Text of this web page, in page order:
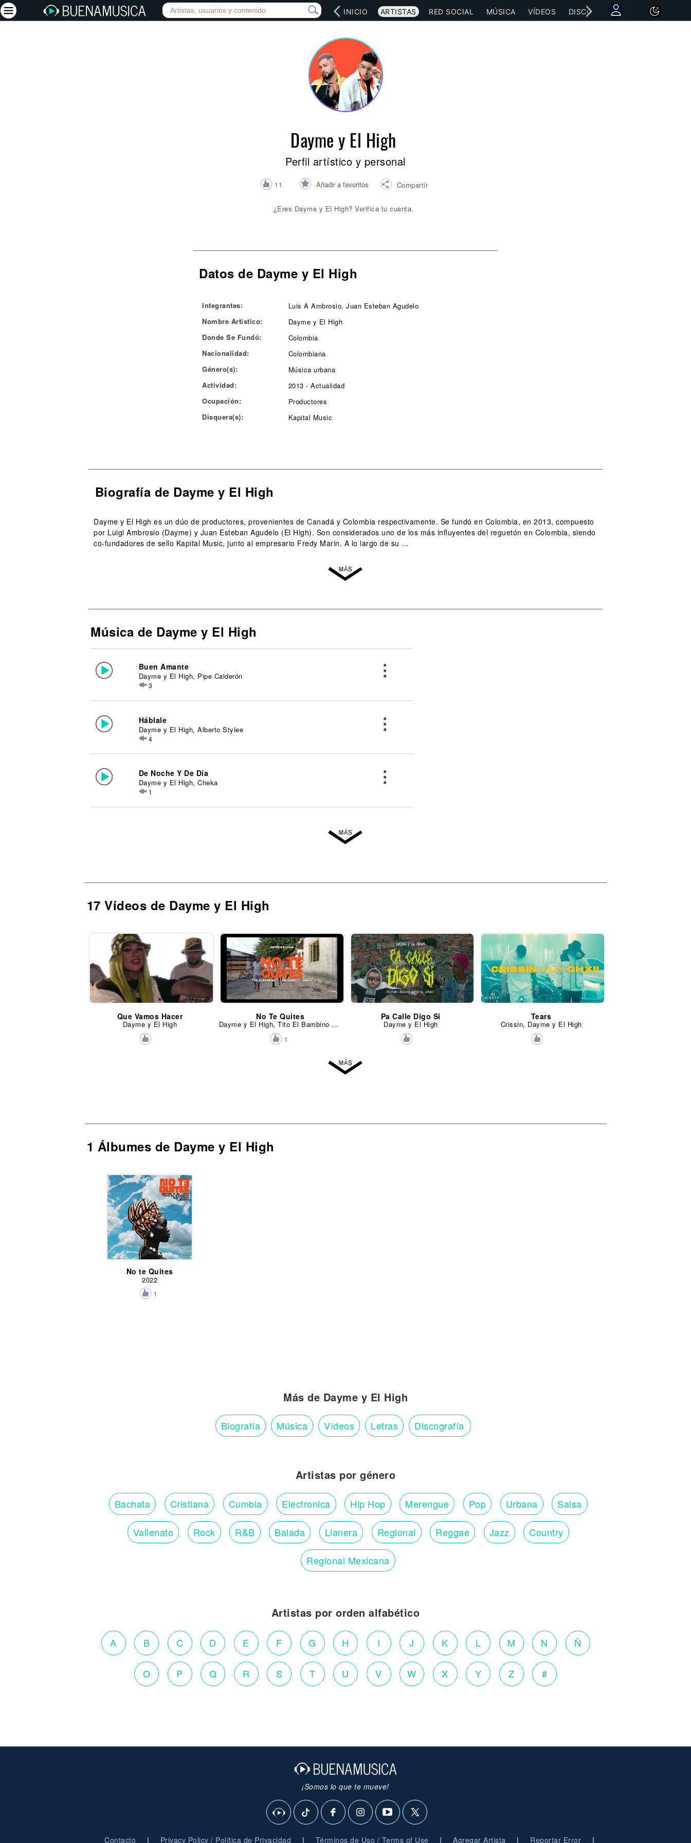
INICIO ARTISTAS RED SOCIAL MÚSICA VÍDEOS DISCOGRAFÍAS CONCIERTOS
Dayme y El High
Perfil artístico y personal
11 Añadir a favoritos Compartir
¿Eres Dayme y El High? Verifica tu cuenta.
Datos de Dayme y El High
Integrantes:
Luis A Ambrosio, Juan Esteban Agudelo
Nombre Artístico:
Dayme y El High
Donde Se Fundó:
Colombia
Nacionalidad:
Colombiana
Género(s):
Música urbana
Actividad:
2013 - Actualidad
Ocupación:
Productores
Disquera(s):
Kapital Music
Biografía de Dayme y El High
Dayme y El High es un dúo de productores, provenientes de Canadá y Colombia respectivamente. Se fundó en Colombia, en 2013, compuesto
por Luigi Ambrosio (Dayme) y Juan Esteban Agudelo (El High). Son considerados uno de los más influyentes del reguetón en Colombia, siendo
co-fundadores de sello Kapital Music, junto al empresario Fredy Marin. A lo largo de su ...
Música de Dayme y El High
Buen Amante
Dayme y El High, Pipe Calderón
3
Háblale
Dayme y El High, Alberto Stylee
4
De Noche Y De Día
Dayme y El High, Cheka
1
17 Vídeos de Dayme y El High
Que Vamos Hacer
Dayme y El High
No Te Quites
Dayme y El High, Tito El Bambino y Brray
1
Pa Calle Digo Si
Dayme y El High
Tears
Crissin, Dayme y El High
1 Álbumes de Dayme y El High
No te Quites
2022
1
Más de Dayme y El High
Biografía Música Vídeos Letras Discografía
Artistas por género
Bachata Cristiana Cumbia Electronica Hip Hop Merengue Pop Urbana Salsa
Vallenato Rock R&B Balada Llanera Regional Reggae Jazz Country
Regional Mexicana
Artistas por orden alfabético
A B C D E F G H I J K L M N Ñ
O P Q R S T U V W X Y Z #
¡Somos lo que te mueve!
Contacto | Privacy Policy / Política de Privacidad | Términos de Uso / Terms of Use | Agregar Artista | Reportar Error |